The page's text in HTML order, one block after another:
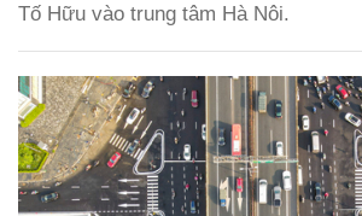
Tố Hữu vào trung tâm Hà Nôi.